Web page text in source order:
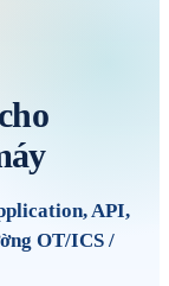
API,
OT/ICS /